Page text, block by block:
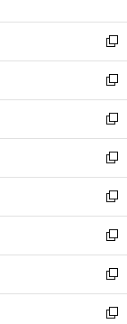
ウ
で
開
く
ン
ド
ウ
で
開
く
新
し
い
ウ
ィ
ン
ド
ウ
で
開
く
新
し
い
ウ
ィ
ン
ド
ウ
で
開
く
新
し
い
ウ
ィ
ン
ド
ウ
で
開
く
新
し
い
ウ
ィ
ン
ド
ウ
で
新
し
い
ウ
ィ
ン
ド
新
し
い
ウ
ィ
新
し
い
新